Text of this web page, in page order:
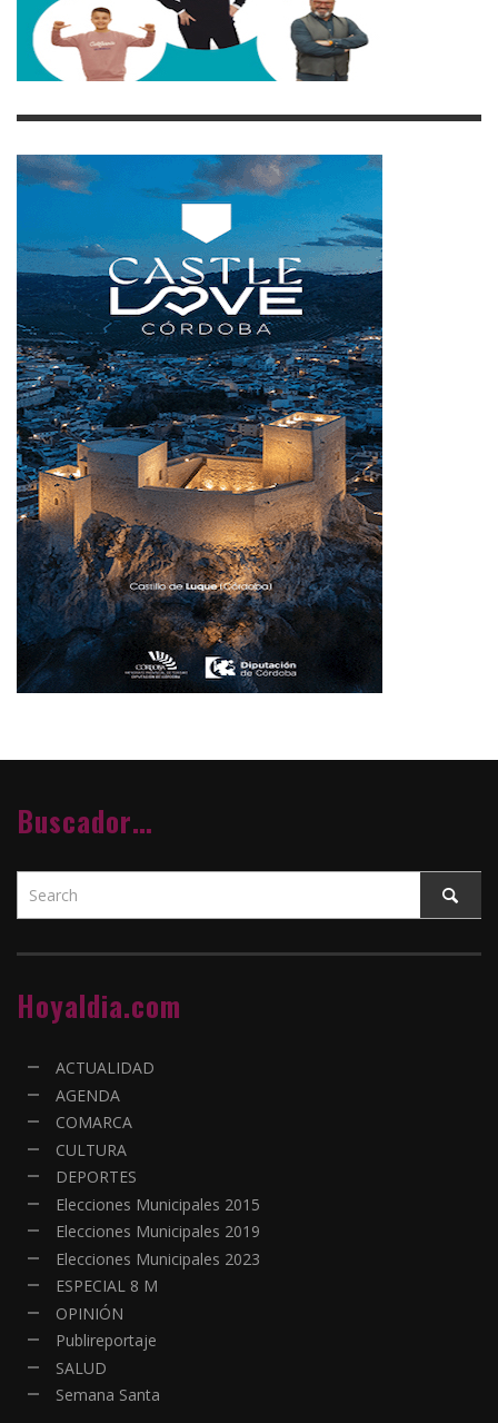
Buscador…
Hoyaldia.com
ACTUALIDAD
AGENDA
COMARCA
CULTURA
DEPORTES
Elecciones Municipales 2015
Elecciones Municipales 2019
Elecciones Municipales 2023
ESPECIAL 8 M
OPINIÓN
Publireportaje
SALUD
Semana Santa